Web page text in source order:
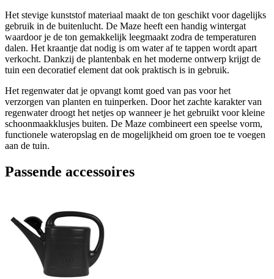
Het stevige kunststof materiaal maakt de ton geschikt voor dagelijks
gebruik in de buitenlucht. De Maze heeft een handig wintergat
waardoor je de ton gemakkelijk leegmaakt zodra de temperaturen
dalen. Het kraantje dat nodig is om water af te tappen wordt apart
verkocht. Dankzij de plantenbak en het moderne ontwerp krijgt de
tuin een decoratief element dat ook praktisch is in gebruik.
Het regenwater dat je opvangt komt goed van pas voor het
verzorgen van planten en tuinperken. Door het zachte karakter van
regenwater droogt het netjes op wanneer je het gebruikt voor kleine
schoonmaakklusjes buiten. De Maze combineert een speelse vorm,
functionele wateropslag en de mogelijkheid om groen toe te voegen
aan de tuin.
Passende accessoires